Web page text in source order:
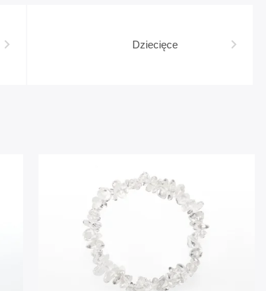
Dziecięce